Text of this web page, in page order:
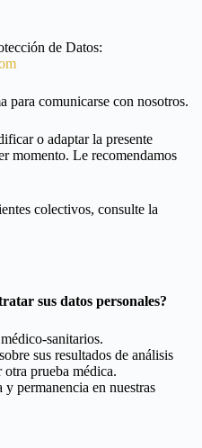
de Datos:
para comunicarse con nosotros.
o adaptar la presente
momento. Le recomendamos
colectivos, consulte la
sus datos personales?
sanitarios.
sus resultados de análisis
prueba médica.
permanencia en nuestras